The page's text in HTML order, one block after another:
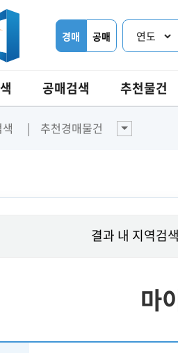
경매 공매
공매검색 추천물건
추천경매물건
결과 내 지역검색
마